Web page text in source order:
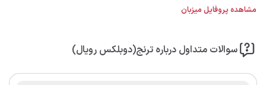
مشاهده پروفایل میزبان
سوالات متداول درباره ترنج(دوبلکس رویال)